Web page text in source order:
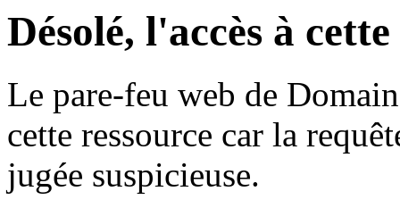
Désolé, l'accès à
Le pare-feu web de
cette ressource car la
jugée suspicieuse.